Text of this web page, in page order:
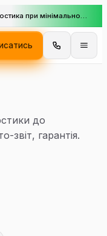
Безкоштовна діагностика при мінімальному замовленні
до
звіт, гарантія.